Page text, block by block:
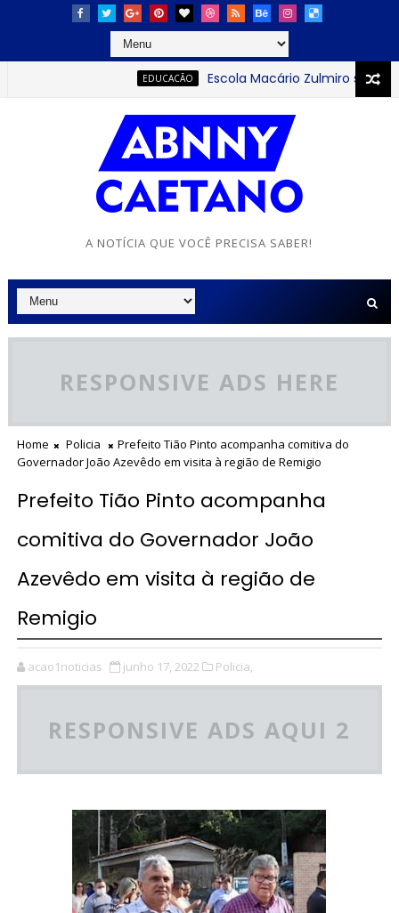
EDUCACÃO Escola Macário Zulmiro se destaca
A NOTÍCIA QUE VOCÊ PRECISA SABER!
RESPONSIVE ADS HERE
Home Policia
Prefeito Tião Pinto acompanha comitiva do
Governador João Azevêdo em visita à região de Remigio
Prefeito Tião Pinto acompanha
comitiva do Governador João
Azevêdo em visita à região de
Remigio
acao1noticias junho 17, 2022 Policia,
RESPONSIVE ADS AQUI 2